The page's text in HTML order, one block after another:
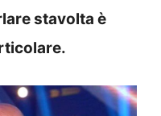
stavolta è